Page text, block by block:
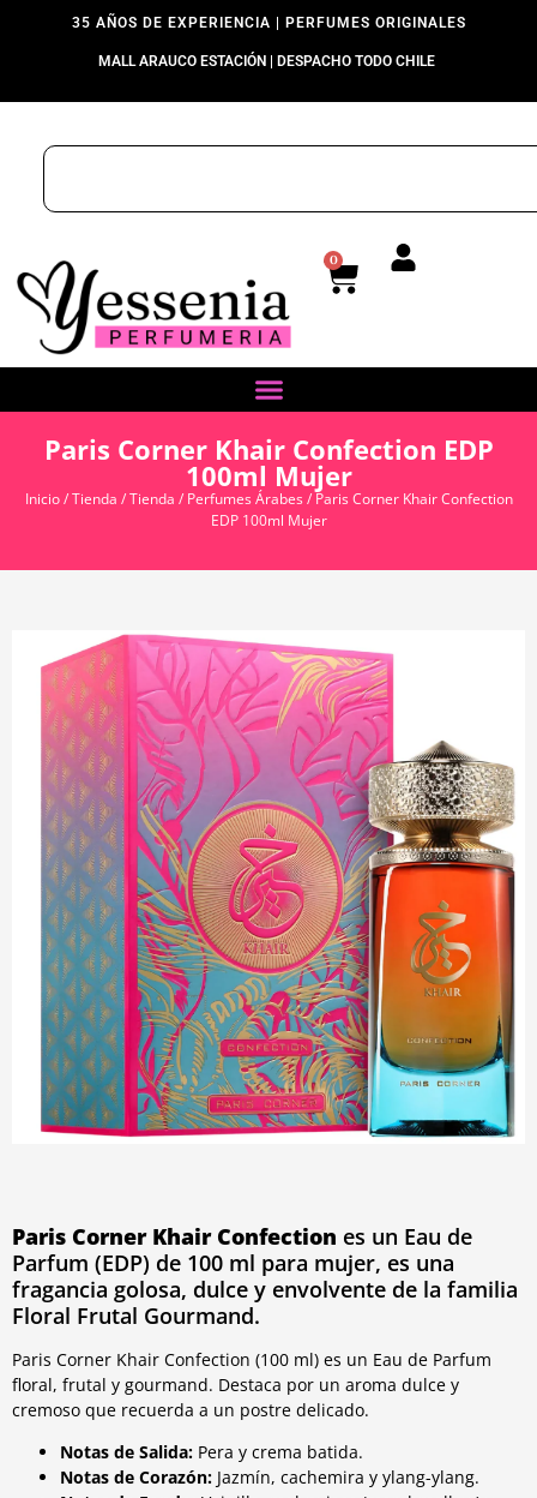
35 AÑOS DE EXPERIENCIA | PERFUMES ORIGINALES
MALL ARAUCO ESTACIÓN | DESPACHO TODO CHILE
0
Paris Corner Khair Confection EDP
100ml Mujer
Inicio/Tienda /Tienda / Perfumes Árabes/ Paris Corner Khair Confection
EDP 100ml Mujer
Paris Corner Khair Confection es un Eau de
Parfum (EDP) de 100 ml para mujer, es una
fragancia golosa, dulce y envolvente de la familia
Floral Frutal Gourmand.
Paris Corner Khair Confection (100 ml) es un Eau de Parfum
floral, frutal y gourmand. Destaca por un aroma dulce y
cremoso que recuerda a un postre delicado.
Notas de Salida: Pera y crema batida.
Notas de Corazón: Jazmín, cachemira y ylang-ylang.